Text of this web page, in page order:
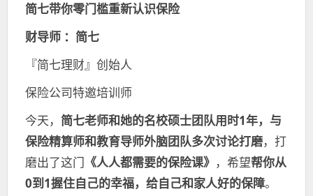
简七带你零门槛重新认识保险
财导师 ：简七
『简七理财』创始人
保险公司特邀培训师
今天， 简七老师和她的名校硕士团队用时1年，与
保险精算师和教育导师外脑团队多次讨论打磨，打
磨出了这门 《人人都需要的保险课》 ，希望帮你从
0到1握住⾃己的幸福，给自己和家⼈好的保障。